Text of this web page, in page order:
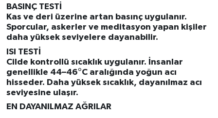
BASINÇ TESTİ
Kas ve deri üzerine artan basınç uygulanır.
Sporcular, askerler ve meditasyon yapan kişiler
daha yüksek seviyelere dayanabilir.
ISI TESTİ
Cilde kontrollü sıcaklık uygulanır. İnsanlar
genellikle 44–46°C aralığında yoğun acı
hisseder. Daha yüksek sıcaklık, dayanılmaz acı
seviyesine ulaşır.
EN DAYANILMAZ AĞRILAR
Video Galeri
Yaşam
Yemek Tarifleri